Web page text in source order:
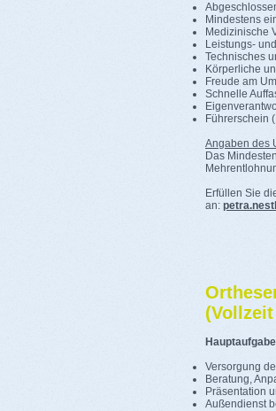
Mindestens
Medizinische
Leistungs-
Technisches
Körperliche
Freude am
Schnelle
Führerschein
Angaben des
Das
Erfüllen Sie
an:
Versorgung
Beratung,
Präsentation
Außendienst